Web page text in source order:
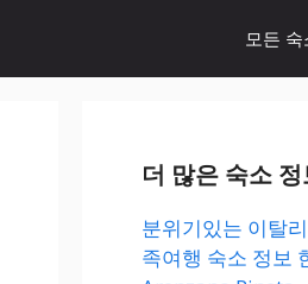
모든
더 많은 숙소
분위기있는 이탈
족여행 숙소 정보